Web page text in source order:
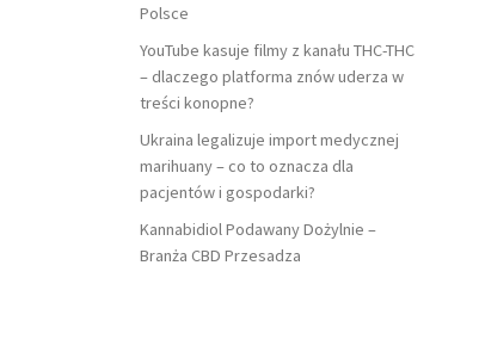
Polsce
YouTube kasuje filmy z kanału THC-THC
– dlaczego platforma znów uderza w
treści konopne?
Ukraina legalizuje import medycznej
marihuany – co to oznacza dla
pacjentów i gospodarki?
Kannabidiol Podawany Dożylnie –
Branża CBD Przesadza